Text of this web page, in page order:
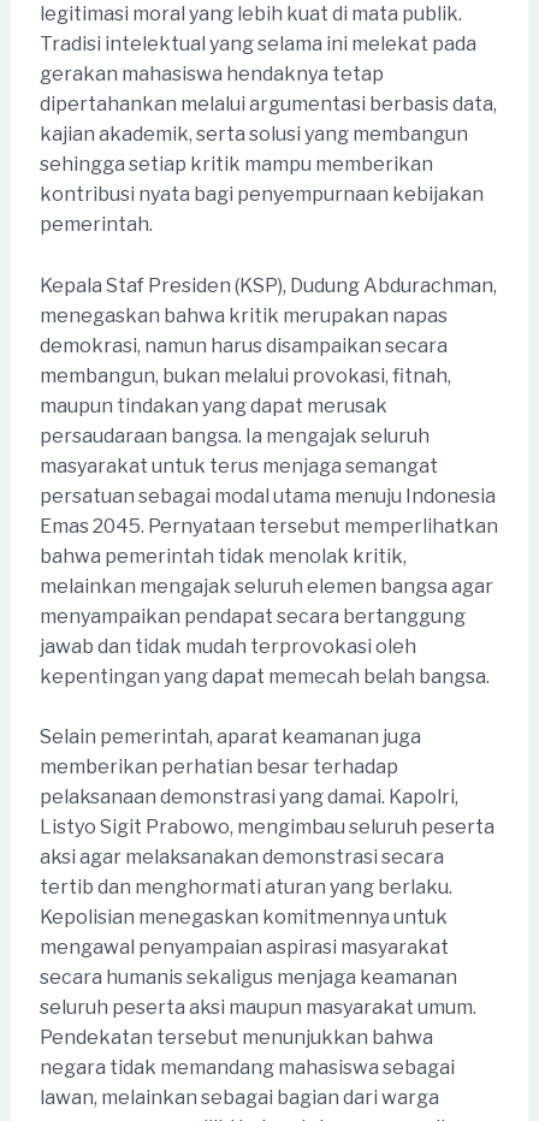
legitimasi moral yang lebih kuat di mata publik.
Tradisi intelektual yang selama ini melekat pada
gerakan mahasiswa hendaknya tetap
dipertahankan melalui argumentasi berbasis data,
kajian akademik, serta solusi yang membangun
sehingga setiap kritik mampu memberikan
kontribusi nyata bagi penyempurnaan kebijakan
pemerintah.
Kepala Staf Presiden (KSP), Dudung Abdurachman,
menegaskan bahwa kritik merupakan napas
demokrasi, namun harus disampaikan secara
membangun, bukan melalui provokasi, fitnah,
maupun tindakan yang dapat merusak
persaudaraan bangsa. Ia mengajak seluruh
masyarakat untuk terus menjaga semangat
persatuan sebagai modal utama menuju Indonesia
Emas 2045. Pernyataan tersebut memperlihatkan
bahwa pemerintah tidak menolak kritik,
melainkan mengajak seluruh elemen bangsa agar
menyampaikan pendapat secara bertanggung
jawab dan tidak mudah terprovokasi oleh
kepentingan yang dapat memecah belah bangsa.
Selain pemerintah, aparat keamanan juga
memberikan perhatian besar terhadap
pelaksanaan demonstrasi yang damai. Kapolri,
Listyo Sigit Prabowo, mengimbau seluruh peserta
aksi agar melaksanakan demonstrasi secara
tertib dan menghormati aturan yang berlaku.
Kepolisian menegaskan komitmennya untuk
mengawal penyampaian aspirasi masyarakat
secara humanis sekaligus menjaga keamanan
seluruh peserta aksi maupun masyarakat umum.
Pendekatan tersebut menunjukkan bahwa
negara tidak memandang mahasiswa sebagai
lawan, melainkan sebagai bagian dari warga